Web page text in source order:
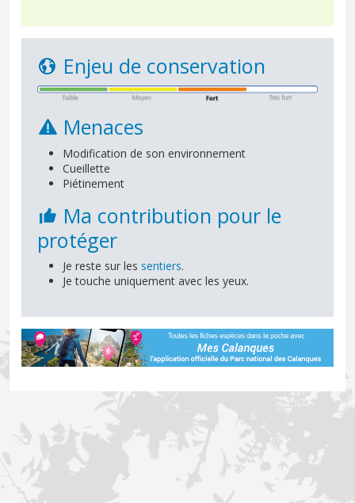
Enjeu de conservation
Menaces
Modification de son environnement
Cueillette
Piétinement
Ma contribution pour le
protéger
Je reste sur les sentiers.
Je touche uniquement avec les yeux.